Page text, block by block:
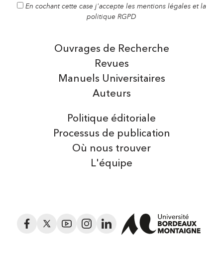
En cochant cette case j'accepte les mentions légales et la
politique RGPD
Auteurs
Manuels Universitaires
Ouvrages de Recherche
Revues
Politique éditoriale
Processus de publication
Où nous trouver
L'équipe
Facebook
Twitter YouTubeInstagramLinkedIn